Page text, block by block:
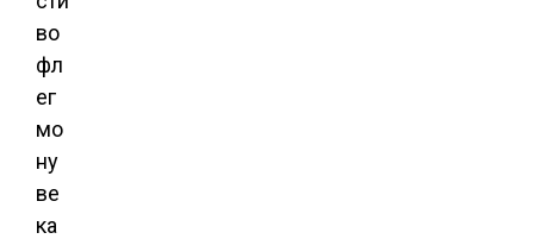
во
фл
ег
мо
ну
ве
ка